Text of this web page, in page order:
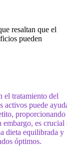
resaltan que el
pueden
el tratamiento del
activos puede
es crucial
dieta equilibrada y
óptimos.